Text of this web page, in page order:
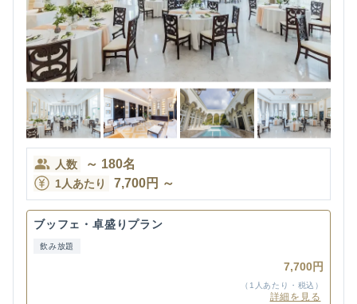
人数 ～ 180名
1人あたり 7,700円 ～
ブッフェ・卓盛りプラン
飲み放題
7,700円
（1人あたり・税込）
詳細を見る